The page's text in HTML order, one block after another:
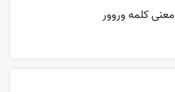
معنی کلمه وروور